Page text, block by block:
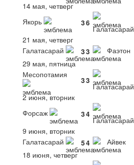
14 мая, четверг
Якорь
36
Галатасарай
21 мая, четверг
Галатасарай
33 Фаэтон
29 мая, пятница
Месопотамия
33
Галатасарай
2 июня, вторник
Форсаж
34
Галатасарай
9 июня, вторник
Галатасарай
54 Айвек
18 июня, четверг